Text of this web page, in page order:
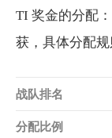
TI 奖金的分配
获，具体分配规
战分所